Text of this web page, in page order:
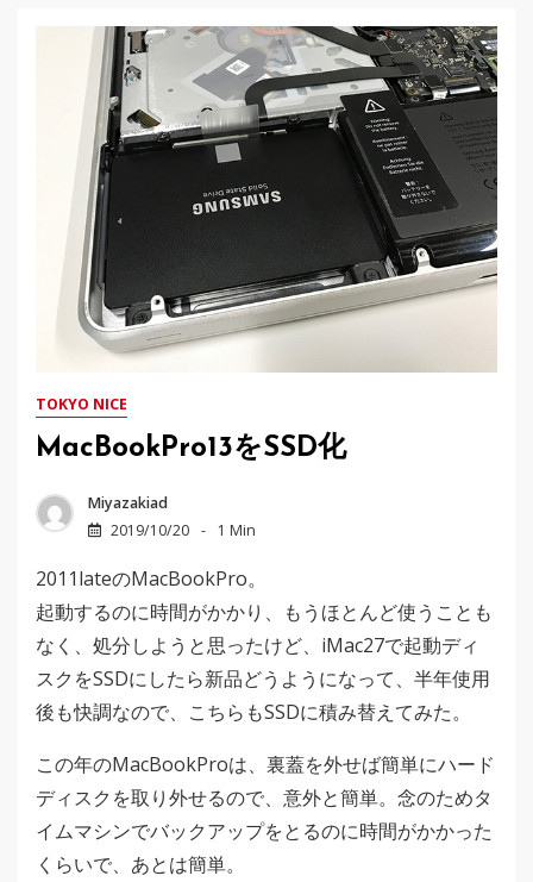
TOKYO NICE
MacBookPro13をSSD化
Miyazakiad
2019/10/20
1 Min
2011lateのMacBookPro。
起動するのに時間がかかり、もうほとんど使うことも
なく、処分しようと思ったけど、iMac27で起動ディ
スクをSSDにしたら新品どうようになって、半年使用
後も快調なので、こちらもSSDに積み替えてみた。
この年のMacBookProは、裏蓋を外せば簡単にハード
ディスクを取り外せるので、意外と簡単。念のためタ
イムマシンでバックアップをとるのに時間がかかった
くらいで、あとは簡単。